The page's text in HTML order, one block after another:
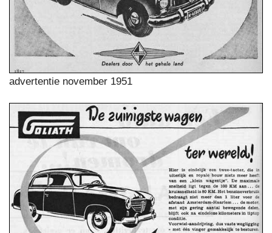
advertentie november 1951